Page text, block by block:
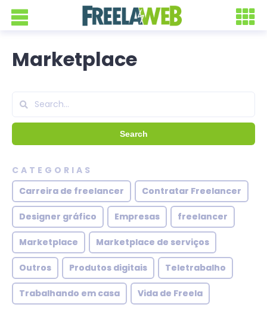
Marketplace
CATEGORIAS
Carreira de freelancer
Contratar Freelancer
Designer gráfico Empresas freelancer
Marketplace Marketplace de serviços
Outros Produtos digitais Teletrabalho
Trabalhando em casa Vida de Freela